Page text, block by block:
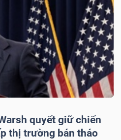
quyết giữ chiến
thị trường bán tháo